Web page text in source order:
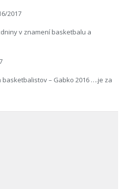
2017
v znamení basketbalu a
basketbalistov – Gabko 2016 ….je za